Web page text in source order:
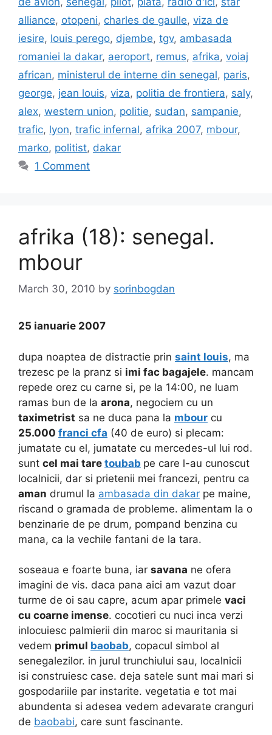
alliance, otopeni, charles de gaulle, viza de
iesire, louis perego, djembe, tgv, ambasada
romaniei la dakar, aeroport, remus, afrika, voiaj
african, ministerul de interne din senegal, paris,
george, jean louis, viza, politia de frontiera, saly,
alex, western union, politie, sudan, sampanie,
trafic, lyon, trafic infernal, afrika 2007, mbour,
marko, politist, dakar
1 Comment
afrika (18): senegal.
mbour
March 30, 2010 by sorinbogdan
25 ianuarie 2007
dupa noaptea de distractie prin saint louis, ma
trezesc pe la pranz si imi fac bagajele. mancam
repede orez cu carne si, pe la 14:00, ne luam
ramas bun de la arona, negociem cu un
taximetrist sa ne duca pana la mbour cu
25.000 franci cfa (40 de euro) si plecam:
jumatate cu el, jumatate cu mercedes-ul lui rod.
sunt cel mai tare toubab pe care l-au cunoscut
localnicii, dar si prietenii mei francezi, pentru ca
aman drumul la ambasada din dakar pe maine,
riscand o gramada de probleme. alimentam la o
benzinarie de pe drum, pompand benzina cu
mana, ca la vechile fantani de la tara.
soseaua e foarte buna, iar savana ne ofera
imagini de vis. daca pana aici am vazut doar
turme de oi sau capre, acum apar primele vaci
cu coarne imense. cocotieri cu nuci inca verzi
inlocuiesc palmierii din maroc si mauritania si
vedem primul baobab, copacul simbol al
senegalezilor. in jurul trunchiului sau, localnicii
isi construiesc case. deja satele sunt mai mari si
gospodariile par instarite. vegetatia e tot mai
abundenta si adesea vedem adevarate cranguri
de baobabi, care sunt fascinante.